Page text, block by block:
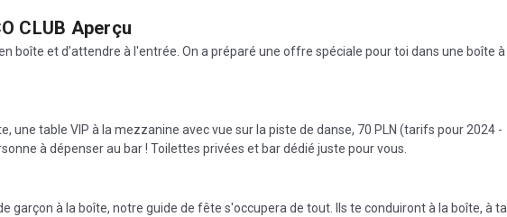
CLUB Aperçu
boîte et d’attendre à l'entrée. On a préparé une offre spéciale pour toi dans une boîte à
une table VIP à la mezzanine avec vue sur la piste de danse, 70 PLN (tarifs pour 2024 -
à dépenser au bar ! Toilettes privées et bar dédié juste pour vous.
garçon à la boîte, notre guide de fête s'occupera de tout. Ils te conduiront à la boîte, à ta